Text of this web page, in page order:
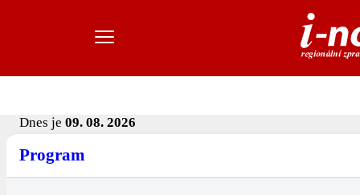
Dnes je 09. 08. 2026
Program